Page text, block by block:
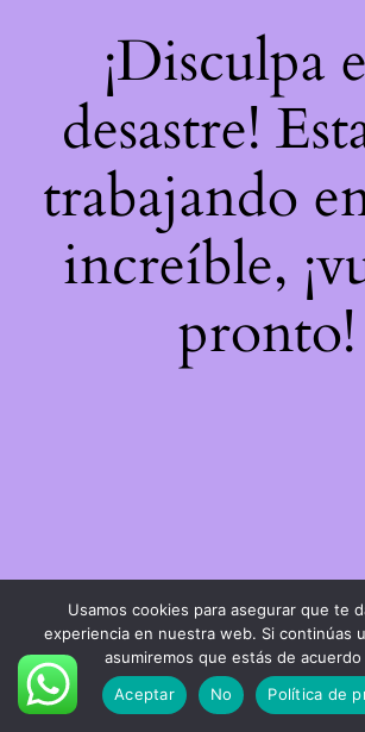
¡Disculpa
desastre!
trabajando
increíble,
pronto!
Usamos cookies para asegurar que te
experiencia en nuestra web. Si continúas
asumiremos que estás de
Aceptar
No Política de